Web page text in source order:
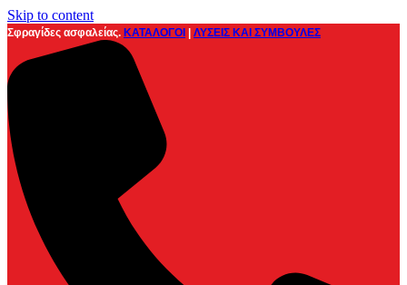
Skip to content
Σφραγίδες ασφαλείας. ΚΑΤΑΛΟΓΟΙ ΛΥΣΕΙΣ ΚΑΙ ΣΥΜΒΟΥΛΕΣ